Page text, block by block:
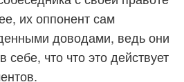
их оппонент сам
доводами, ведь они
себе, что что это действует